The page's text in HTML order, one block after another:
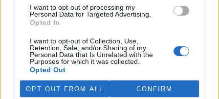
I want to opt-out of processing my
Personal Data for Targeted Advertising.
Opted In
I want to opt-out of Collection, Use,
Retention, Sale, and/or Sharing of my
Personal Data that Is Unrelated with the
Purposes for which it was collected.
Opted Out
OPT OUT FROM ALL CONFIRM
Jan Vondrášek